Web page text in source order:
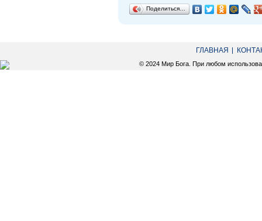
Поделиться…
ГЛАВНАЯ
© 2024 Мир Бога. При любом